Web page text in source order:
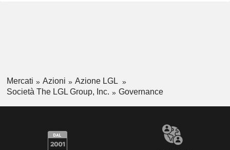
Mercati Azioni
Azione LGL
Società The LGL Group, Inc.
Governance